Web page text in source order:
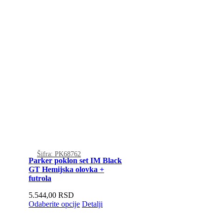
Šifra: PK68762
Parker poklon set IM Black
GT Hemijska olovka +
futrola
5.544,00 RSD
Odaberite opcije Detalji